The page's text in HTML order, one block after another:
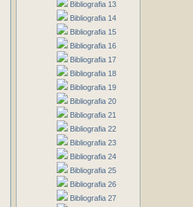
Bibliografia 13
Bibliografia 14
Bibliografia 15
Bibliografia 16
Bibliografia 17
Bibliografia 18
Bibliografia 19
Bibliografia 20
Bibliografia 21
Bibliografia 22
Bibliografia 23
Bibliografia 24
Bibliografia 25
Bibliografia 26
Bibliografia 27